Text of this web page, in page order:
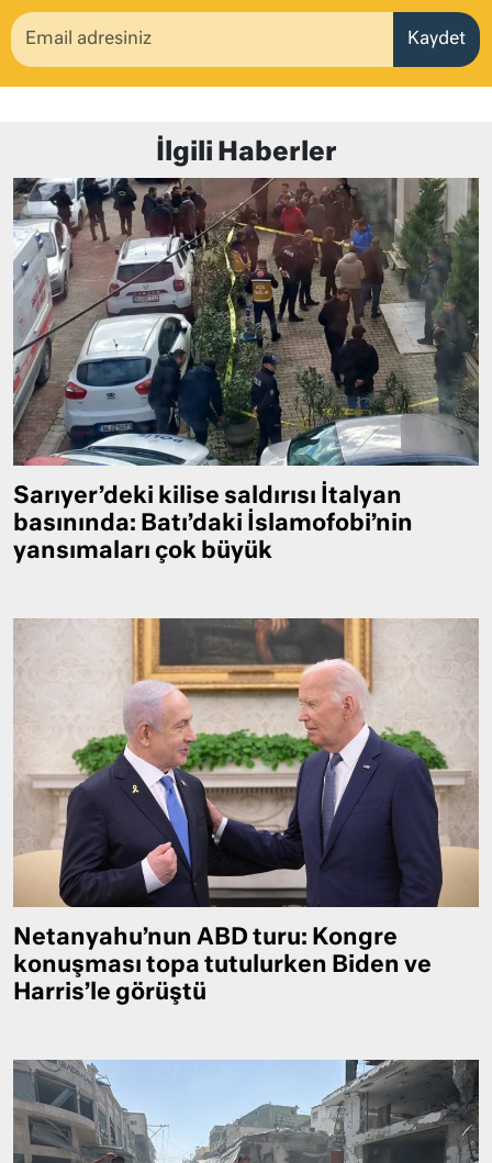
Kaydet
İlgili Haberler
Sarıyer’deki kilise saldırısı İtalyan
basınında: Batı’daki İslamofobi’nin
yansımaları çok büyük
Netanyahu’nun ABD turu: Kongre
konuşması topa tutulurken Biden ve
Harris’le görüştü